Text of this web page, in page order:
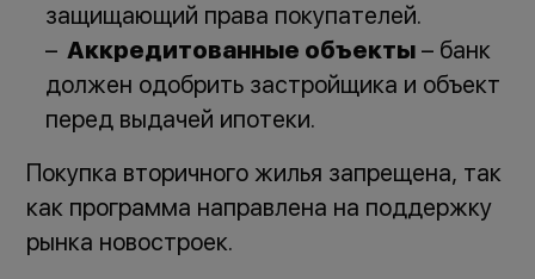
защищающий права покупателей.
Аккредитованные объекты – банк
должен одобрить застройщика и объект
перед выдачей ипотеки.
Покупка вторичного жилья запрещена, так
как программа направлена на поддержку
рынка новостроек.